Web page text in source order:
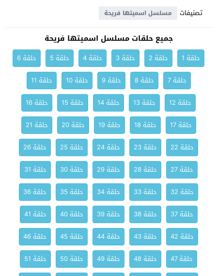
تصنيفات
مسلسل اسميتها فريحة
جميع حلقات مسلسل اسميتها فريحة
حلقة 1 حلقة 2 حلقة 3 حلقة 4 حلقة 5
حلقة 6
حلقة 7
حلقة 8 حلقة 9 حلقة 10
حلقة 11
حلقة 12
حلقة 13 حلقة 14 حلقة 15
حلقة 16
حلقة 17
حلقة 18 حلقة 19 حلقة 20
حلقة 21
حلقة 22
حلقة 23 حلقة 24 حلقة 25
حلقة 26
حلقة 27
حلقة 28 حلقة 29 حلقة 30
حلقة 31
حلقة 32
حلقة 33 حلقة 34 حلقة 35
حلقة 36
حلقة 37
حلقة 38 حلقة 39 حلقة 40
حلقة 41
حلقة 42
حلقة 43 حلقة 44 حلقة 45
حلقة 46
حلقة 47
حلقة 48 حلقة 49 حلقة 50
حلقة 51